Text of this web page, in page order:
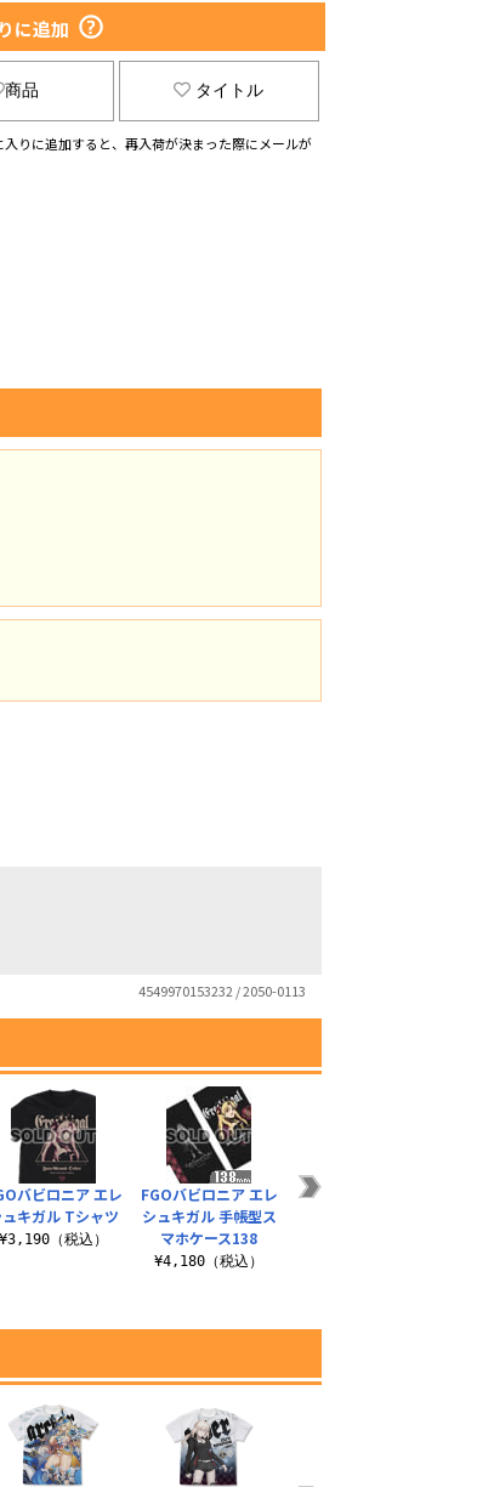
に追加
商品 タイトル
りに追加すると、再入荷が決まった際にメールが
4549970153232 / 2050-0113
バビロニア エレ
ュキガル Tシャツ
¥3,190（税込）
FGOバビロニア エレ
シュキガル 手帳型ス
マホケース138
¥4,180（税込）
FGOバビロニア エレ